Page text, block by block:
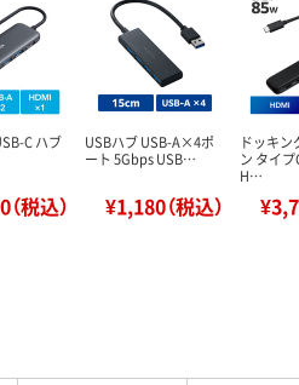
C ハブ
税込）
USBハブ USB-A×4ポ
ート 5Gbps USB…
¥1,180（税込）
ドッキ
ン タイ
H…